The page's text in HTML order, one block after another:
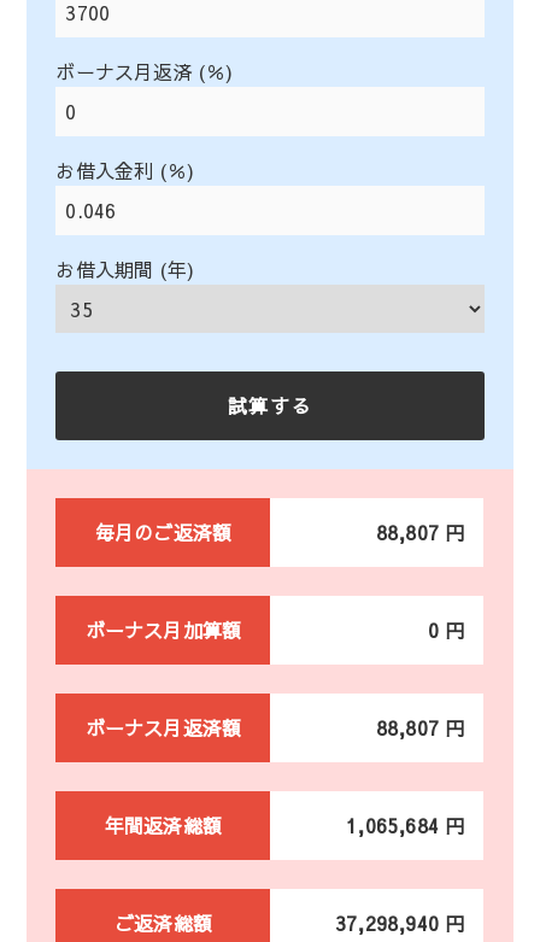
ボーナス月返済 (％)
お借入金利 (％)
お借入期間 (年)
毎月のご返済額 88,807 円
ボーナス月加算額 0 円
ボーナス月返済額 88,807 円
年間返済総額 1,065,684 円
ご返済総額 37,298,940 円